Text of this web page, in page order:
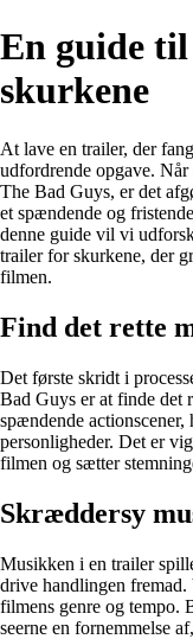
En guide
skurkene
At lave en trailer, der
udfordrende opgave.
The Bad Guys, er det
et spændende og
denne guide vil vi
trailer for skurkene, der
filmen.
Find det rette
Det første skridt i
Bad Guys er at finde det
spændende
personligheder. Det er
filmen og sætter
Skræddersy
Musikken i en trailer
drive handlingen
filmens genre og tempo.
seerne en fornemmelse